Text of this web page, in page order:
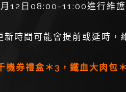
日08:00-11:00進行維護
間可能會提前或延時，
券禮盒＊3，鐵血大肉包＊